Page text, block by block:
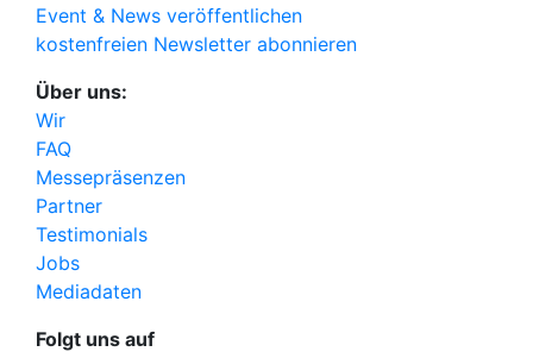
Event & News veröffentlichen
kostenfreien Newsletter abonnieren
Über uns:
Wir
FAQ
Messepräsenzen
Partner
Testimonials
Jobs
Mediadaten
Folgt uns auf